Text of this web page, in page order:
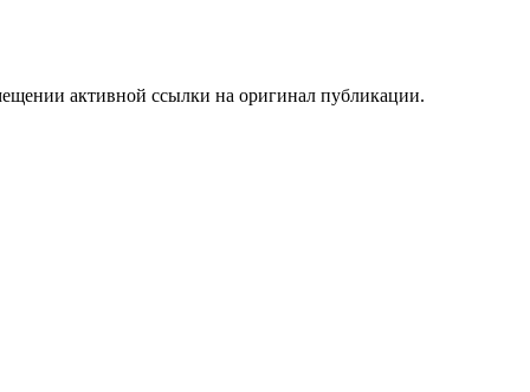
активной ссылки на оригинал публикации.